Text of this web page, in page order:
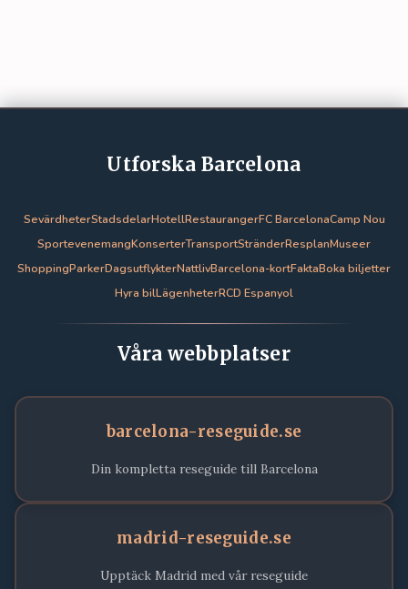
Utforska Barcelona
SevärdheterStadsdelarHotellRestaurangerFC BarcelonaCamp Nou
SportevenemangKonserterTransportStränderResplanMuseer
ShoppingParkerDagsutflykterNattlivBarcelona-kortFaktaBoka biljetter
Hyra bilLägenheterRCD Espanyol
Våra webbplatser
barcelona-reseguide.se
Din kompletta reseguide till Barcelona
madrid-reseguide.se
Upptäck Madrid med vår reseguide